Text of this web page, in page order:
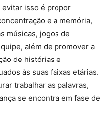
evitar isso é propor
e a memória,
músicas, jogos de
além de promover a
de histórias e
às suas faixas etárias.
trabalhar as palavras,
se encontra em fase de